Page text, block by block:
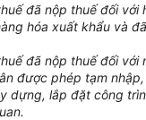
đã nộp thuế đối với
hóa xuất khẩu và
đã nộp thuế đối
được phép tạm
dựng, lắp đặt công